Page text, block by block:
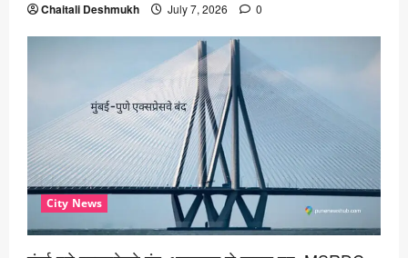
Chaitali Deshmukh July 7, 2026 0
City News